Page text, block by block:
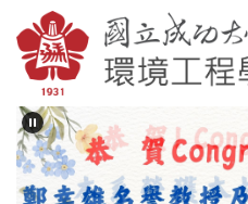
到
主
內
容
區